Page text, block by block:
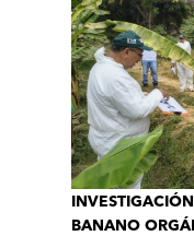
BANANO